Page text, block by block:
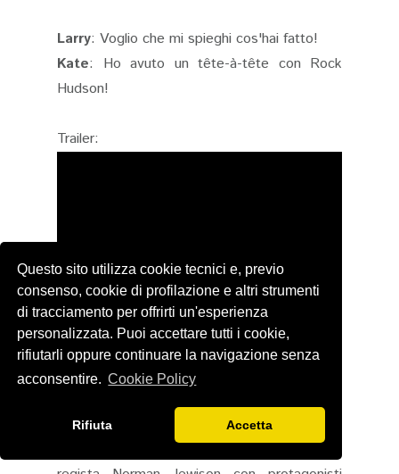
Questo sito utilizza cookie tecnici e, previo
consenso, cookie di profilazione e altri strumenti
di tracciamento per offrirti un'esperienza
personalizzata. Puoi accettare tutti i cookie,
rifiutarli oppure continuare la navigazione senza
acconsentire. Cookie Policy
Rifiuta Accetta
Larry: Voglio che mi spieghi cos'hai fatto!
Kate: Ho avuto un tête-à-tête con Rock
Hudson!
Trailer:
Il terzo film che ho visto (e che rispetto al
non so che
(il cui titolo originale è The Thrill
of It All), ed è un film del 1963 diretto dal